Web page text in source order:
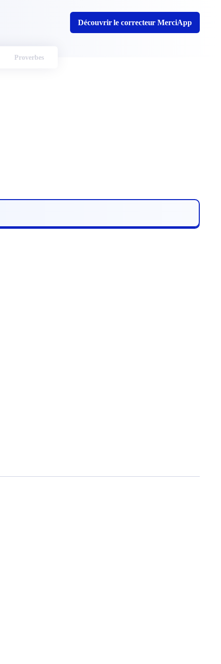
Découvrir le correcteur MerciApp
Proverbes